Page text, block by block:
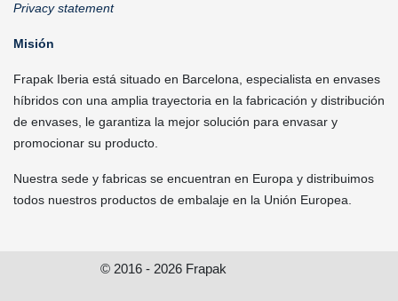
Privacy statement
Misión
Frapak Iberia está situado en Barcelona, especialista en envases
híbridos con una amplia trayectoria en la fabricación y distribución
de envases, le garantiza la mejor solución para envasar y
promocionar su producto.
Nuestra sede y fabricas se encuentran en Europa y distribuimos
todos nuestros productos de embalaje en la Unión Europea.
© 2016 - 2026 Frapak